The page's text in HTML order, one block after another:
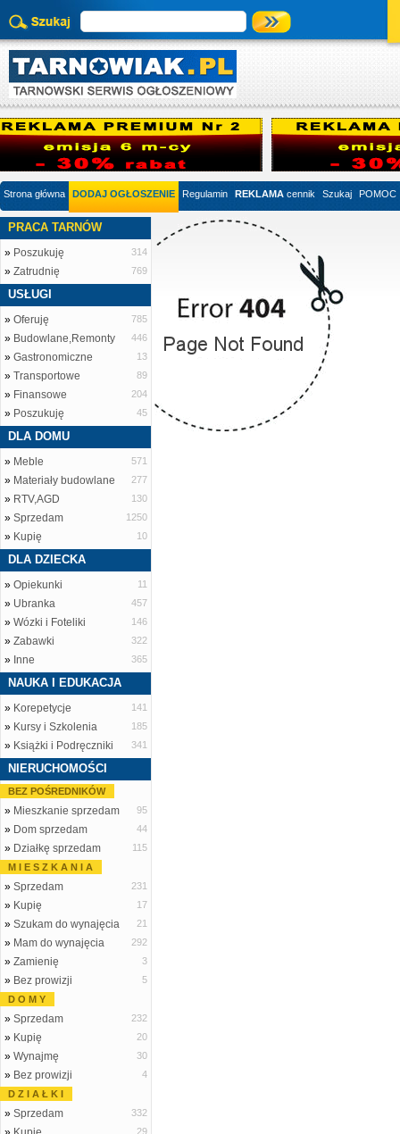
Strona główna DODAJ OGŁOSZENIE Regulamin REKLAMA cennik Szukaj POMOC
PRACA TARNÓW
» Poszukuję 314
» Zatrudnię 769
USŁUGI
» Oferuję 785
» Budowlane,Remonty 446
» Gastronomiczne 13
» Transportowe 89
» Finansowe 204
» Poszukuję 45
DLA DOMU
» Meble 571
» Materiały budowlane 277
» RTV,AGD 130
» Sprzedam 1250
» Kupię 10
DLA DZIECKA
» Opiekunki 11
» Ubranka 457
» Wózki i Foteliki 146
» Zabawki 322
» Inne 365
NAUKA I EDUKACJA
» Korepetycje 141
» Kursy i Szkolenia 185
» Książki i Podręczniki 341
NIERUCHOMOŚCI
BEZ POŚREDNIKÓW
» Mieszkanie sprzedam 95
» Dom sprzedam 44
» Działkę sprzedam
115
M I E S Z K A N I A
» Sprzedam 231
» Kupię 17
» Szukam do wynajęcia 21
» Mam do wynajęcia 292
» Zamienię 3
» Bez prowizji
5
D O M Y
» Sprzedam 232
» Kupię 20
» Wynajmę 30
» Bez prowizji
4
D Z I A Ł K I
» Sprzedam 332
29